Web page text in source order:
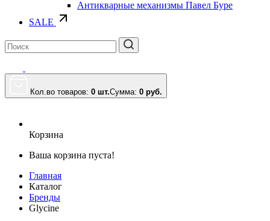
Антикварные механизмы Павел Буре
SALE
Кол.во товаров: 0 шт.Сумма: 0 руб.
Корзина
Ваша корзина пуста!
Главная
Каталог
Бренды
Glycine